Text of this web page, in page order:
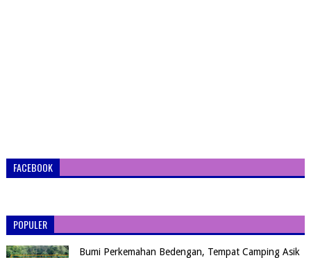
FACEBOOK
POPULER
Bumi Perkemahan Bedengan, Tempat Camping Asik